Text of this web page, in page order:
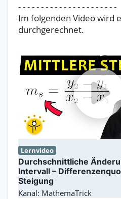
- - - - - - - - - - - - - - - - - - - - - -
Im folgenden Video wird
durchgerechnet.
Lernvideo
Durchschnittliche
Intervall –
Steigung
Kanal: MathemaTrick